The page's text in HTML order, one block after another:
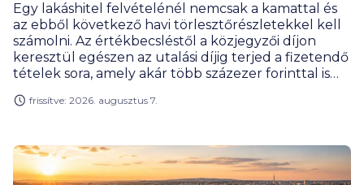
Egy lakáshitel felvételénél nemcsak a kamattal és
az ebből következő havi törlesztőrészletekkel kell
számolni. Az értékbecsléstől a közjegyzői díjon
keresztül egészen az utalási díjig terjed a fizetendő
tételek sora, amely akár több százezer forinttal is
díjakra érdemes előre felkészülnöd, és melyeket
frissítve: 2026. augusztus 7.